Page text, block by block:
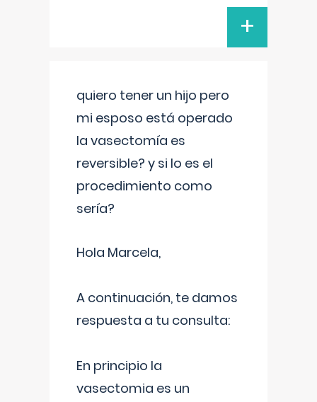
+
quiero tener un hijo pero
mi esposo está operado
la vasectomía es
reversible? y si lo es el
procedimiento como
sería?
Hola Marcela,
A continuación, te damos
respuesta a tu consulta:
En principio la
vasectomia es un